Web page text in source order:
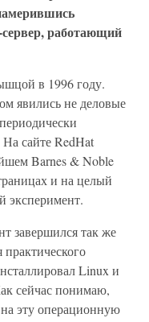
работающий
в 1996 году.
явились не деловые
сайте RedHat
Barnes & Noble
и на целый
эксперимент.
завершился так же
Linux и
сейчас понимаю,
эту операционную